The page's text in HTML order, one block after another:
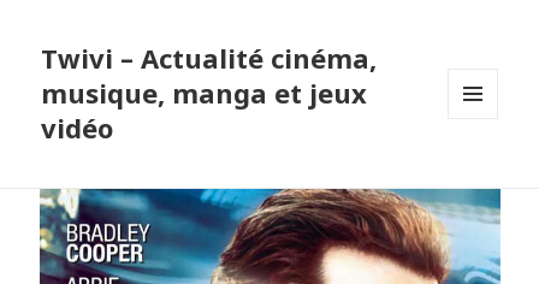
Twivi – Actualité cinéma,
musique, manga et jeux
vidéo